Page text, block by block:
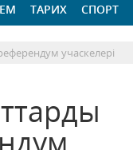
ТАРИХ СПОРТ
учаскелері